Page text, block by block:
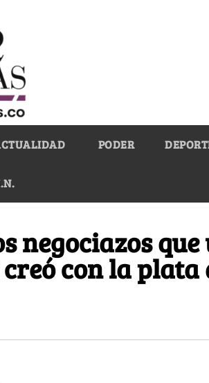
PODER
negociazos
con la plata